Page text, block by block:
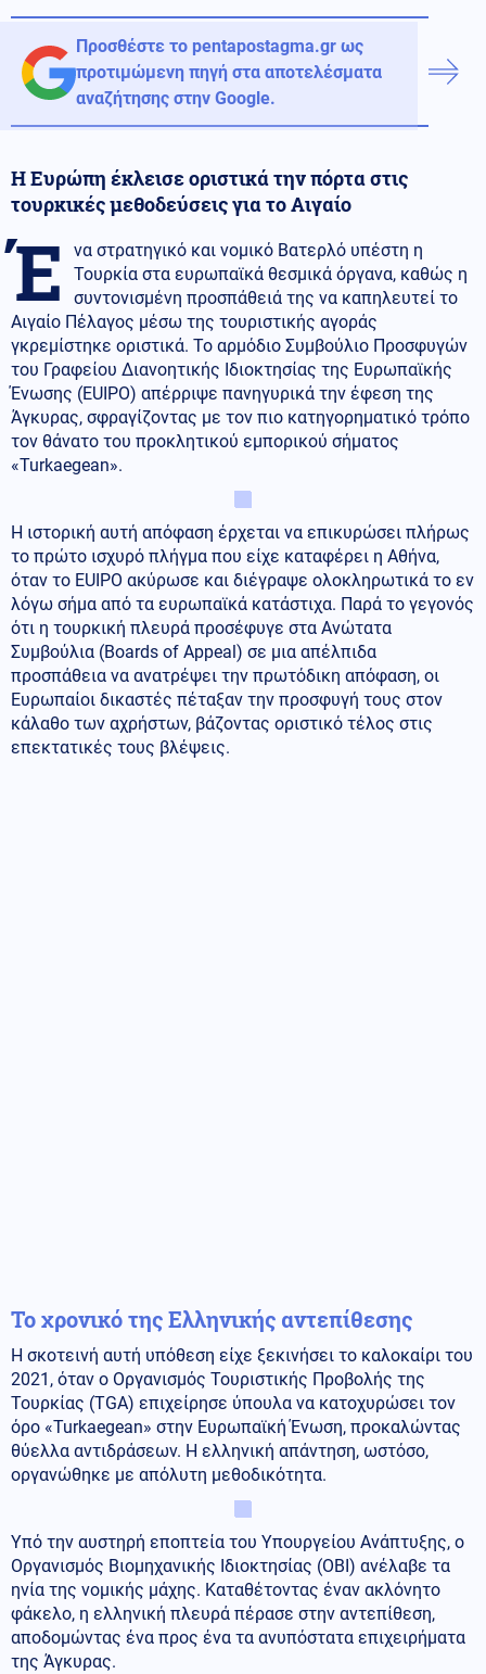
Προσθέστε το pentapostagma.gr ως
προτιμώμενη πηγή στα αποτελέσματα
αναζήτησης στην Google.
Η Ευρώπη έκλεισε οριστικά την πόρτα στις
τουρκικές μεθοδεύσεις για το Αιγαίο
Έ
να στρατηγικό και νομικό Βατερλό υπέστη η
Τουρκία στα ευρωπαϊκά θεσμικά όργανα, καθώς η
συντονισμένη προσπάθειά της να καπηλευτεί το
Αιγαίο Πέλαγος μέσω της τουριστικής αγοράς
γκρεμίστηκε οριστικά. Το αρμόδιο Συμβούλιο Προσφυγών
του Γραφείου Διανοητικής Ιδιοκτησίας της Ευρωπαϊκής
Ένωσης (EUIPO) απέρριψε πανηγυρικά την έφεση της
Άγκυρας, σφραγίζοντας με τον πιο κατηγορηματικό τρόπο
τον θάνατο του προκλητικού εμπορικού σήματος
«Turkaegean».
Η ιστορική αυτή απόφαση έρχεται να επικυρώσει πλήρως
το πρώτο ισχυρό πλήγμα που είχε καταφέρει η Αθήνα,
όταν το EUIPO ακύρωσε και διέγραψε ολοκληρωτικά το εν
λόγω σήμα από τα ευρωπαϊκά κατάστιχα. Παρά το γεγονός
ότι η τουρκική πλευρά προσέφυγε στα Ανώτατα
Συμβούλια (Boards of Appeal) σε μια απέλπιδα
προσπάθεια να ανατρέψει την πρωτόδικη απόφαση, οι
Ευρωπαίοι δικαστές πέταξαν την προσφυγή τους στον
κάλαθο των αχρήστων, βάζοντας οριστικό τέλος στις
επεκτατικές τους βλέψεις.
Το χρονικό της Ελληνικής αντεπίθεσης
Η σκοτεινή αυτή υπόθεση είχε ξεκινήσει το καλοκαίρι του
2021, όταν ο Οργανισμός Τουριστικής Προβολής της
Τουρκίας (TGA) επιχείρησε ύπουλα να κατοχυρώσει τον
όρο «Turkaegean» στην Ευρωπαϊκή Ένωση, προκαλώντας
θύελλα αντιδράσεων. Η ελληνική απάντηση, ωστόσο,
οργανώθηκε με απόλυτη μεθοδικότητα.
Υπό την αυστηρή εποπτεία του Υπουργείου Ανάπτυξης, ο
Οργανισμός Βιομηχανικής Ιδιοκτησίας (ΟΒΙ) ανέλαβε τα
ηνία της νομικής μάχης. Καταθέτοντας έναν ακλόνητο
φάκελο, η ελληνική πλευρά πέρασε στην αντεπίθεση,
αποδομώντας ένα προς ένα τα ανυπόστατα επιχειρήματα
της Άγκυρας.